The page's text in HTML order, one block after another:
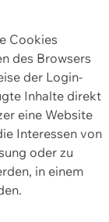
Cookies
des Browsers
der Login-
Inhalte direkt
eine Website
Interessen von
oder zu
in einem